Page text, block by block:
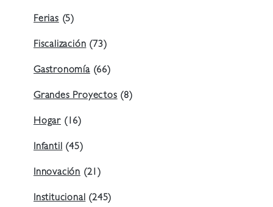
Ferias(5)
Fiscalización(73)
Gastronomía(66)
Grandes Proyectos(8)
Hogar (16)
Infantil(45)
Innovación (21)
Institucional(245)